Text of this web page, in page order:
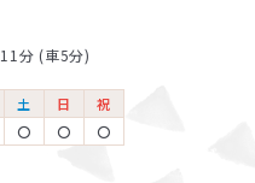
支援
サービス
11分 (車5分)
土 日
祝
〇 〇 〇